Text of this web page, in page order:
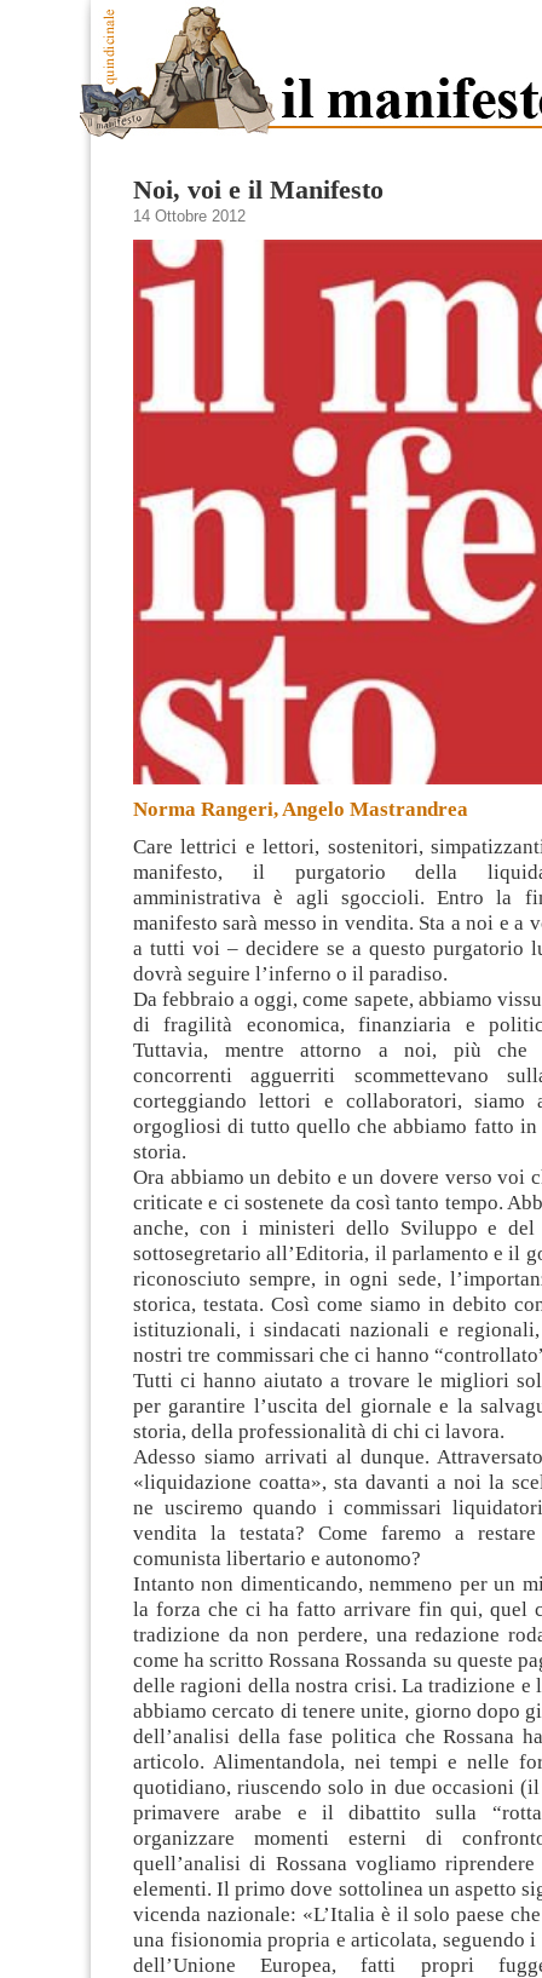
Noi, voi e il Manifesto
14 Ottobre 2012
Norma Rangeri, Angelo Mastrandrea
Care lettrici e lettori, sostenitori,
manifesto, il purgatorio della
amministrativa è agli sgoccioli. Entro la
manifesto sarà messo in vendita. Sta a noi e a
a tutti voi – decidere se a questo purgatorio
dovrà seguire l’inferno o il paradiso.
Da febbraio a oggi, come sapete, abbiamo
di fragilità economica, finanziaria e
Tuttavia, mentre attorno a noi, più che
concorrenti agguerriti scommettevano
corteggiando lettori e collaboratori,
orgogliosi di tutto quello che abbiamo fatto
storia.
Ora abbiamo un debito e un dovere verso voi
criticate e ci sostenete da così tanto tempo.
anche, con i ministeri dello Sviluppo e
sottosegretario all’Editoria, il parlamento e il
riconosciuto sempre, in ogni sede,
storica, testata. Così come siamo in debito
istituzionali, i sindacati nazionali e
nostri tre commissari che ci hanno
Tutti ci hanno aiutato a trovare le migliori
per garantire l’uscita del giornale e la
storia, della professionalità di chi ci lavora.
Adesso siamo arrivati al dunque.
«liquidazione coatta», sta davanti a noi la
ne usciremo quando i commissari
vendita la testata? Come faremo a
comunista libertario e autonomo?
Intanto non dimenticando, nemmeno per un
la forza che ci ha fatto arrivare fin qui, quel
tradizione da non perdere, una redazione
come ha scritto Rossana Rossanda su queste
delle ragioni della nostra crisi. La tradizione e
abbiamo cercato di tenere unite, giorno dopo
dell’analisi della fase politica che Rossana
articolo. Alimentandola, nei tempi e nelle
quotidiano, riuscendo solo in due occasioni
primavere arabe e il dibattito sulla “rotta
organizzare momenti esterni di
quell’analisi di Rossana vogliamo
elementi. Il primo dove sottolinea un aspetto
vicenda nazionale: «L’Italia è il solo paese
una fisionomia propria e articolata, seguendo
dell’Unione Europea, fatti propri